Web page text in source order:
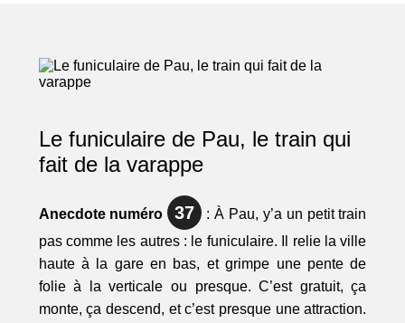
Le funiculaire de Pau, le train qui
fait de la varappe
Anecdote numéro 37
: À Pau, y’a un petit train
pas comme les autres : le funiculaire. Il relie la ville
haute à la gare en bas, et grimpe une pente de
folie à la verticale ou presque. C’est gratuit, ça
monte, ça descend, et c’est presque une attraction.